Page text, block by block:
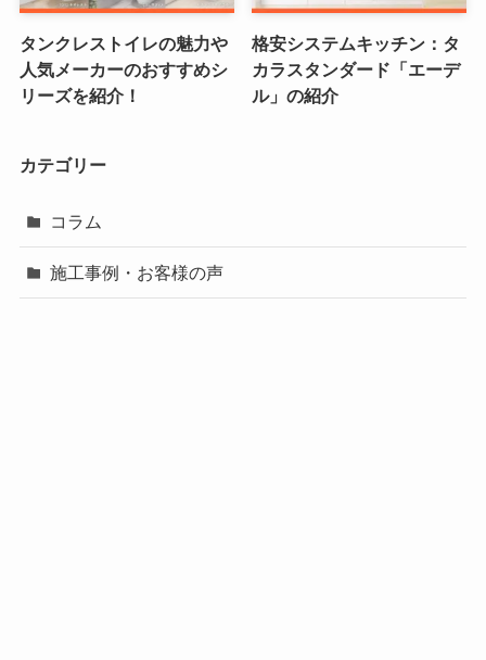
タンクレストイレの魅力や
人気メーカーのおすすめシ
リーズを紹介！
格安システムキッチン：タ
カラスタンダード「エーデ
ル」の紹介
カテゴリー
コラム
施工事例・お客様の声